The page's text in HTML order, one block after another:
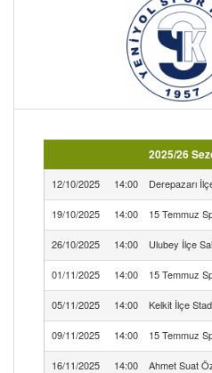
2025/26
12/10/2025 14:00 Derepazarı
19/10/2025 14:00 15 Temmuz
26/10/2025 14:00 Ulubey İlçe
01/11/2025 14:00 15 Temmuz
05/11/2025 14:00 Kelkit İlçe
09/11/2025 14:00 15 Temmuz
16/11/2025 14:00 Ahmet Suat